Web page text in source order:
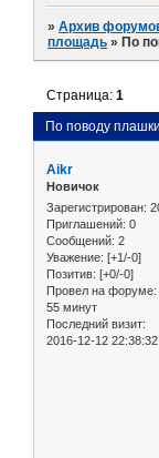
»Архив
площадь »По
По поводу
Страница:1
Aikr
Новичок
Зарегистрирован:
Приглашений: 0
Сообщений: 2
Уважение: [+1/-0]
Позитив: [+0/-0]
Провел на форуме:
55 минут
Последний визит:
2016-12-12 22:38:32